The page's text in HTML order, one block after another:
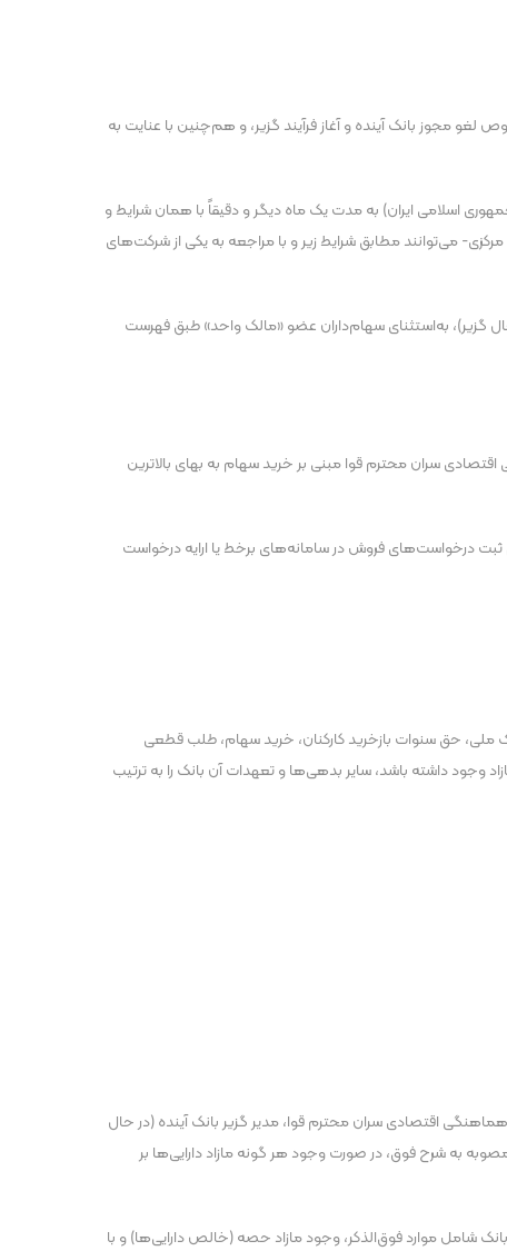
مجوز بانک آینده و آغاز فرآیند گزیر، و هم‌چنین با عنایت به
مرکزی جمهوری اسلامی ایران) به مدت یک ماه دیگر و دقیقاً با همان شرایط و
می‌توانند مطابق شرایط زیر و با مراجعه به یکی از شرکت‌های
گزیر)، به‌استثنای سهام‌داران عضو «مالک واحد» طبق فهرست
سران محترم قوا مبنی بر خرید سهام به بهای بالاترین
ثبت درخواست‌های فروش در سامانه‌های برخط یا ارایه‌ درخواست
ملی، حق سنوات بازخرید کارکنان، خرید سهام، طلب قطعی
وجود داشته باشد، سایر بدهی‌ها و تعهدات آن بانک را به ترتیب
اقتصادی سران محترم قوا، مدیر گزیر بانک آینده (در حال
به شرح فوق، در صورت وجود هر گونه مازاد دارایی‌ها بر
شامل موارد فوق‌الذکر، وجود مازاد حصه (خالص دارایی‌ها) و با